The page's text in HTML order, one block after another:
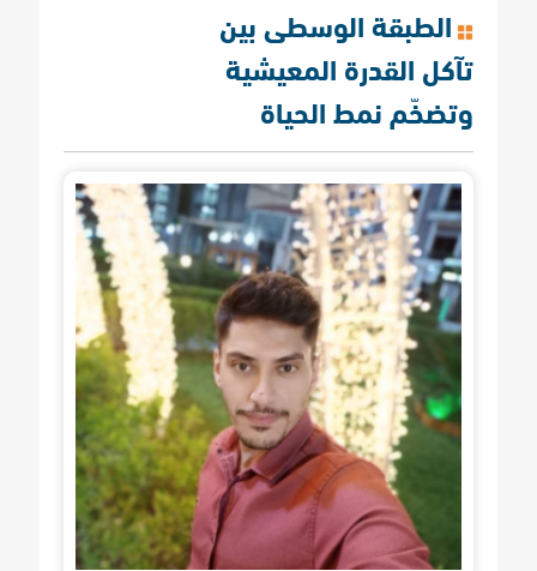
الطبقة الوسطى بين
تآكل القدرة المعيشية
وتضخّم نمط الحياة